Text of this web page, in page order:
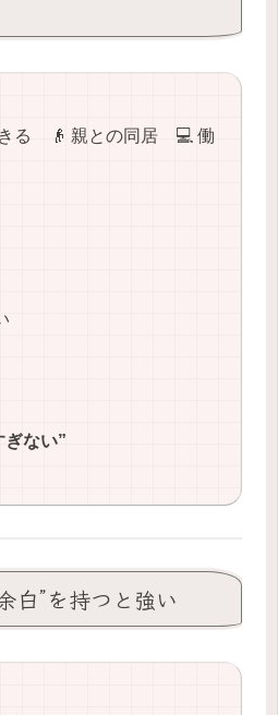
きる 👴 親との同居 💻 働
ぎない”
白”を持つと強い